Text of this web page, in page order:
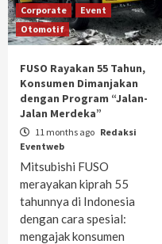
Corporate
Event
Otomotif
FUSO Rayakan 55 Tahun,
Konsumen Dimanjakan
dengan Program “Jalan-
Jalan Merdeka”
11 months ago Redaksi
Eventweb
Mitsubishi FUSO
merayakan kiprah 55
tahunnya di Indonesia
dengan cara spesial:
mengajak konsumen